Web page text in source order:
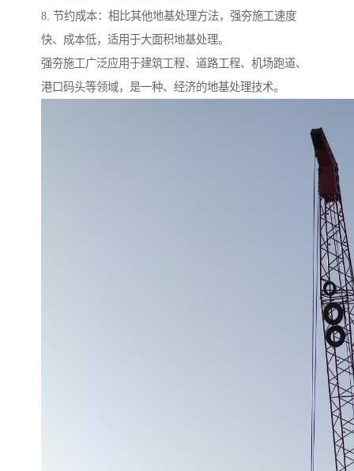
8. 节约成本：相比其他地基处理方法，强夯施工速度
快、成本低，适用于大面积地基处理。
强夯施工广泛应用于建筑工程、道路工程、机场跑道、
港口码头等领域，是一种、经济的地基处理技术。